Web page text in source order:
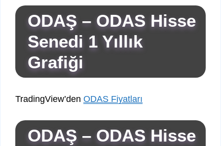
ODAŞ – ODAS Hisse
Senedi 1 Yıllık
Grafiği
TradingView’den ODAS Fiyatları
ODAŞ – ODAS Hisse